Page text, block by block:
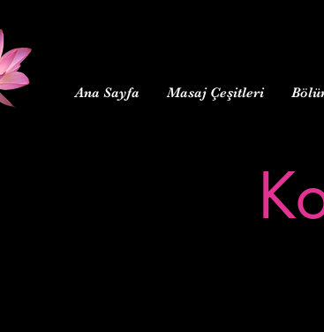
Ana Sayfa Masaj Çeşitleri